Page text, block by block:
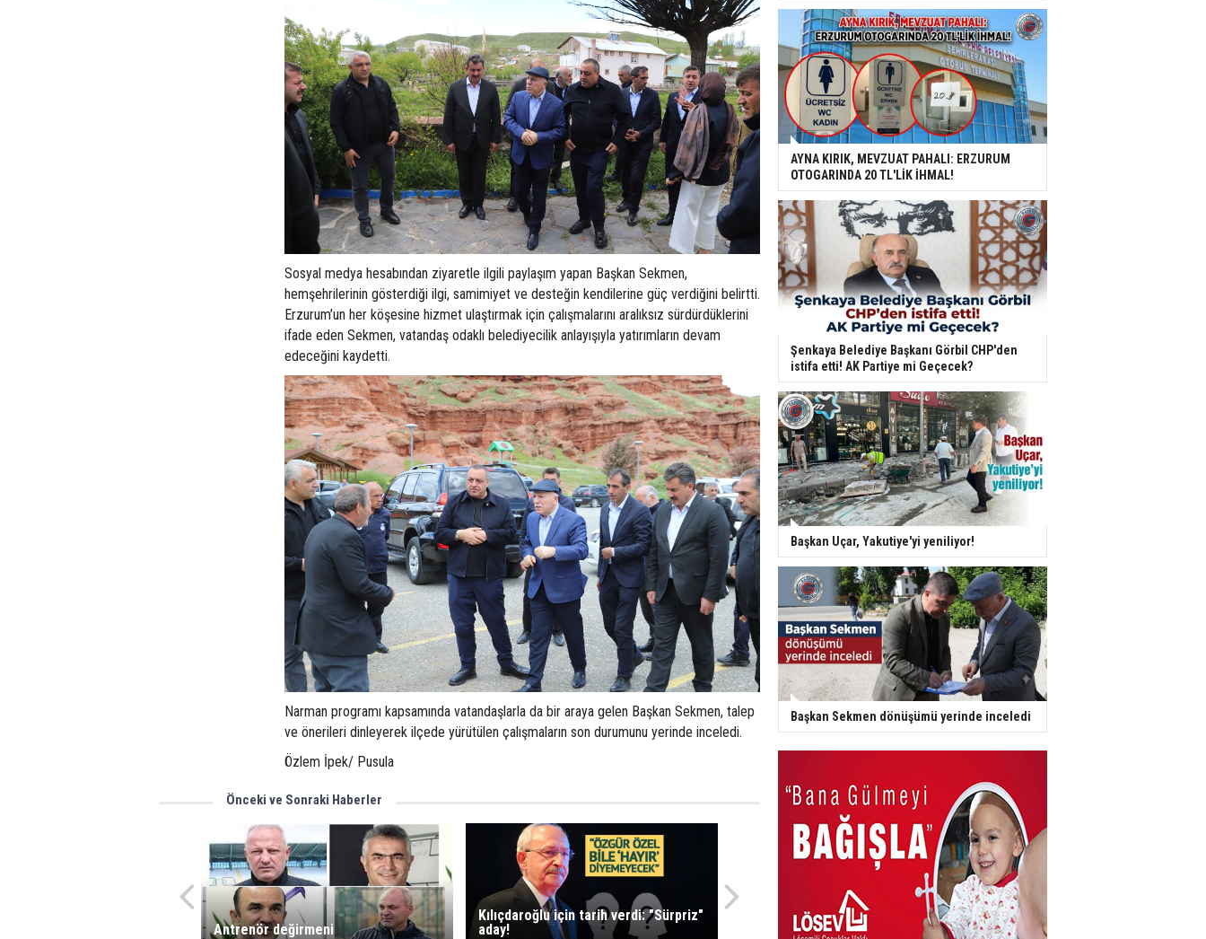
Sosyal medya hesabından ziyaretle ilgili paylaşım yapan Başkan Sekmen,
hemşehrilerinin gösterdiği ilgi, samimiyet ve desteğin kendilerine güç verdiğini belirtti.
Erzurum’un her köşesine hizmet ulaştırmak için çalışmalarını aralıksız sürdürdüklerini
ifade eden Sekmen, vatandaş odaklı belediyecilik anlayışıyla yatırımların devam
edeceğini kaydetti.
Narman programı kapsamında vatandaşlarla da bir araya gelen Başkan Sekmen, talep
ve önerileri dinleyerek ilçede yürütülen çalışmaların son durumunu yerinde inceledi.
Özlem İpek/ Pusula
Önceki ve Sonraki Haberler
Antrenör değirmeni
Kılıçdaroğlu için tarih verdi: "Sürpriz"
aday!
AYNA KIRIK, MEVZUAT PAHALI: ERZURUM
OTOGARINDA 20 TL'LİK İHMAL!
Şenkaya Belediye Başkanı Görbil CHP'den
istifa etti! AK Partiye mi Geçecek?
Başkan Uçar, Yakutiye'yi yeniliyor!
Başkan Sekmen dönüşümü yerinde inceledi